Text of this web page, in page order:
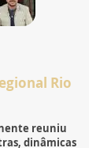
Rio
reuniu
dinâmicas